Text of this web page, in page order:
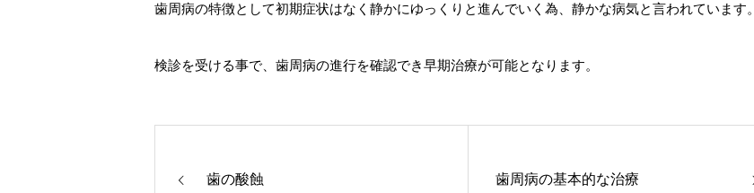
歯周病の特徴として初期症状はなく静かにゆっくりと進んでいく為、静かな病気と言われています。
検診を受ける事で、歯周病の進行を確認でき早期治療が可能となります。
歯の酸蝕 歯周病の基本的な治療